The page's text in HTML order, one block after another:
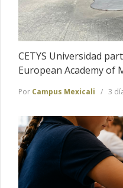
CETYS Universidad
European Academy of
Por Campus Mexicali 3